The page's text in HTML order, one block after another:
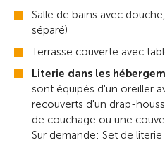
Salle de bains avec
séparé)
Terrasse couverte avec
Literie dans les
sont équipés d'un oreiller
recouverts d'un drap-
de couchage ou une
Sur demande: Set de